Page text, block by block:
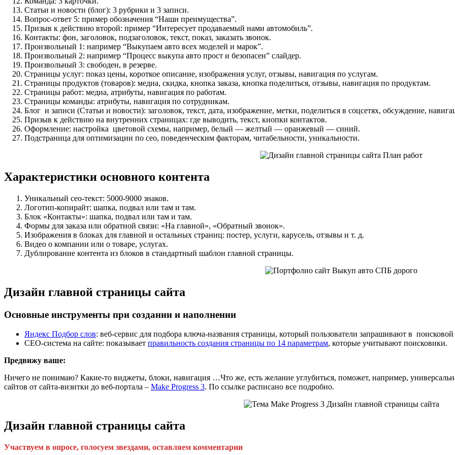
Статьи и новости (блог): 3 рубрики и 3 записи.
Вопрос-ответ 5: пример обозначения “Наши преимущества”.
Призыв к действию второй: пример “Интересует продаваемый нами автомобиль”.
Контакты: фон, заголовок, подзаголовок, текст, показ, заказать звонок.
Произвольный 1: например “Выкупаем авто всех моделей и марок”.
Произвольный 2: например “Процесс выкупа авто прост и безопасен” слайдер.
Произвольный 3: свободен, в резерве.
Страницы услуг: показ цены, короткое описание, изображения услуг, отзывы, навигация по услугам.
Страницы продуктов (товаров): медиа, скидка, кнопка заказа, кнопка поделиться, отзывы, навигация по продуктам.
Страницы работ: медиа, атрибуты, навигация по работам.
Страницы команды: атрибуты, навигация по сотрудникам.
Блог и записи (Статьи и новости): заголовок, текст, дата, изображение, метки, поделиться в соцсетях, обсуждение,
Призыв к действию на внутренних страницах: где выводить, текст, кнопки контактов.
Оформление: настройка цветовой схемы, например, белый — желтый — оранжевый — синий.
Подстраница для оптимизации по сео, поведенческим факторам, читабельности, уникальности.
Характеристики основного контента
Уникальный сео-текст: 5000-9000 знаков.
Логотип-копирайт: шапка, подвал или там и там.
Блок «Контакты»: шапка, подвал или там и там.
Формы для заказа или обратной связи: «На главной», «Обратный звонок».
Изображения в блоках для главной и остальных страниц: постер, услуги, карусель, отзывы и т. д.
Видео о компании или о товаре, услугах.
Дублирование контента из блоков в стандартный шаблон главной страницы.
Дизайн главной страницы сайта
Основные инструменты при создании и наполнении
Яндекс Подбор слов: веб-сервис для подбора ключа-названия страницы, который пользователи запрашивают в поисковой
СЕО-система на сайте: показывает правильность создания страницы по 14 параметрам, которые учитывают поисковики.
Предвижу ваше:
Ничего не понимаю? Какие-то виджеты, блоки, навигация …Что же, есть желание углубиться, поможет, например,
сайтов от сайта-визитки до веб-портала – Make Progress 3. По ссылке расписано все подробно.
Дизайн главной страницы сайта
Участвуем в опросе, голосуем звездами, оставляем комментарии